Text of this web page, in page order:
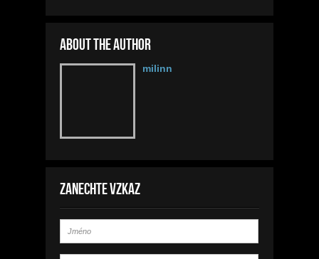
About the author
milinn
Zanechte vzkaz